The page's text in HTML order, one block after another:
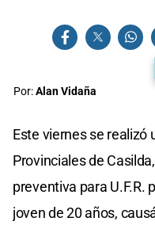
Por:Alan Vidaña
Este viernes se realizó
Provinciales de
preventiva para U.F.R.
joven de 20 años,